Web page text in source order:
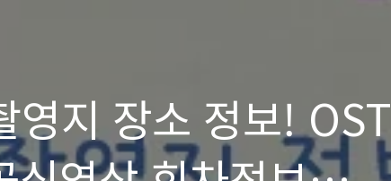
영지 장소 정보! OST